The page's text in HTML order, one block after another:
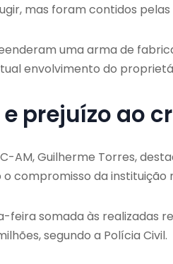
mas foram contidos
uma arma de
envolvimento do
prejuízo ao
AM, Guilherme Torres,
compromisso da
feira somada às realizadas
segundo a Polícia Civil.